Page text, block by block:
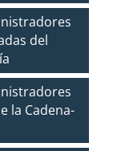
del
la Cadena-